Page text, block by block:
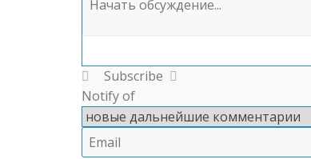
Subscribe
Notify of